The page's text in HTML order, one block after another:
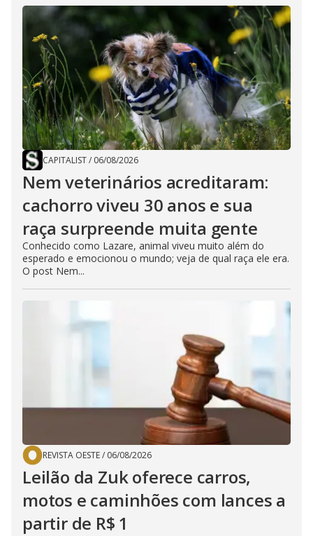
CAPITALIST/ 06/08/2026
Nem veterinários acreditaram:
cachorro viveu 30 anos e sua
raça surpreende muita gente
Conhecido como Lazare, animal viveu muito além do
esperado e emocionou o mundo; veja de qual raça ele era.
O post Nem...
REVISTA OESTE/ 06/08/2026
Leilão da Zuk oferece carros,
motos e caminhões com lances a
partir de R$ 1